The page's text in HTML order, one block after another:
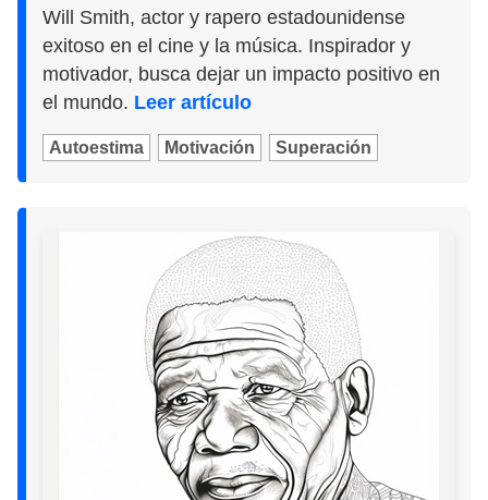
Will Smith, actor y rapero estadounidense
exitoso en el cine y la música. Inspirador y
motivador, busca dejar un impacto positivo en
el mundo. Leer artículo
Autoestima Motivación Superación